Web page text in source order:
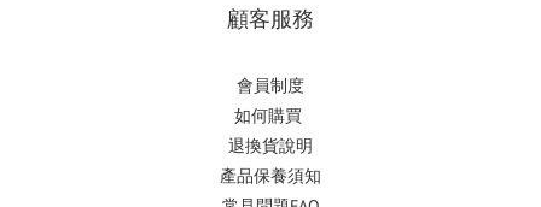
顧客服務
會員制度
如何購買
退換貨說明
產品保養須知